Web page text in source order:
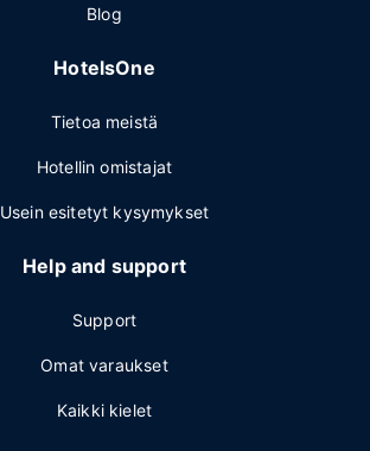
Blog
HotelsOne
Tietoa meistä
Hotellin omistajat
Usein esitetyt kysymykset
Help and support
Support
Omat varaukset
Kaikki kielet